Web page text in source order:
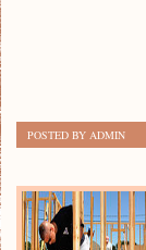
POSTED BY ADMIN